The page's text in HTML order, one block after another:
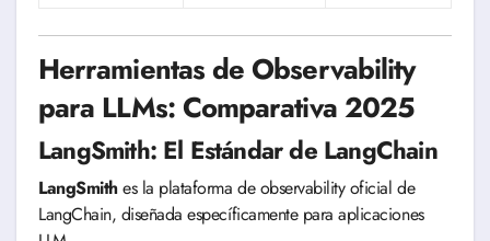
Herramientas de Observability
para LLMs: Comparativa 2025
LangSmith: El Estándar de LangChain
LangSmithes la plataforma de observability oficial de
LangChain, diseñada específicamente para aplicaciones